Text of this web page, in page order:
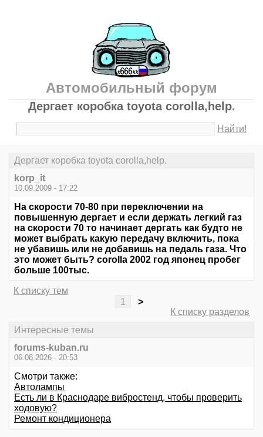
Автомобильный форум
Дергает коробка toyota corolla,help.
Найти!
Дергает коробка toyota corolla,help.
korp_it
10.09.2009 - 17:22
На скорости 70-80 при переключении на
повышенную дергает и если держать легкий газ
на скорости 70 то начинает дергать как будто не
может выбрать какую передачу включить, пока
не убавишь или не добавишь на педаль газа. Что
это может быть? corollа 2002 год японец пробег
больше 100тыс.
К списку тем
1
>
К списку разделов
Интересные темы
forums-kuban.ru
06.08.2026 - 20:53
Смотри также:
Автолампы
Есть ли в Краснодаре вибростенд, чтобы проверить
ходовую?
Ремонт кондиционера